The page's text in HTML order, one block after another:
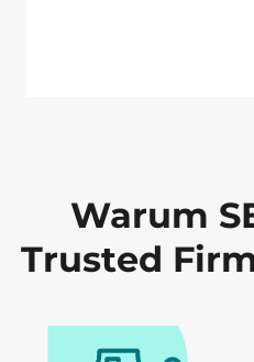
Warum
Trusted